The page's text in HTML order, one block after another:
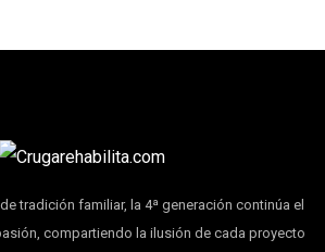
tradición familiar, la 4ª generación continúa el
compartiendo la ilusión de cada proyecto